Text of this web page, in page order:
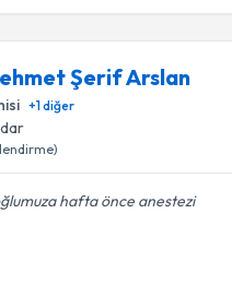
Şerif Arslan
+1diğer
hafta önce anestezi